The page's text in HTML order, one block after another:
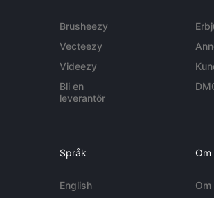
Brusheezy
Vecteezy
Videezy
Bli en
leverantör
Språk
English
Om
Om